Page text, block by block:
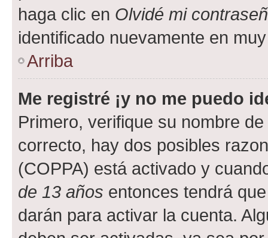
haga clic en Olvidé mi
identificado nuevamente en
Arriba
Me registré ¡y no me puedo
Primero, verifique su nombre
correcto, hay dos posibles
(COPPA) está activado y
de 13 años entonces tendrá
darán para activar la cuenta.